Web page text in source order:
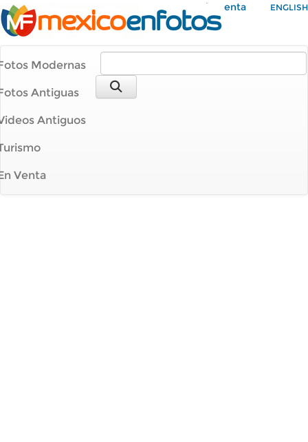
Mi Cuenta ENGLISH
Modernas
Antiguas
Antiguos
Venta